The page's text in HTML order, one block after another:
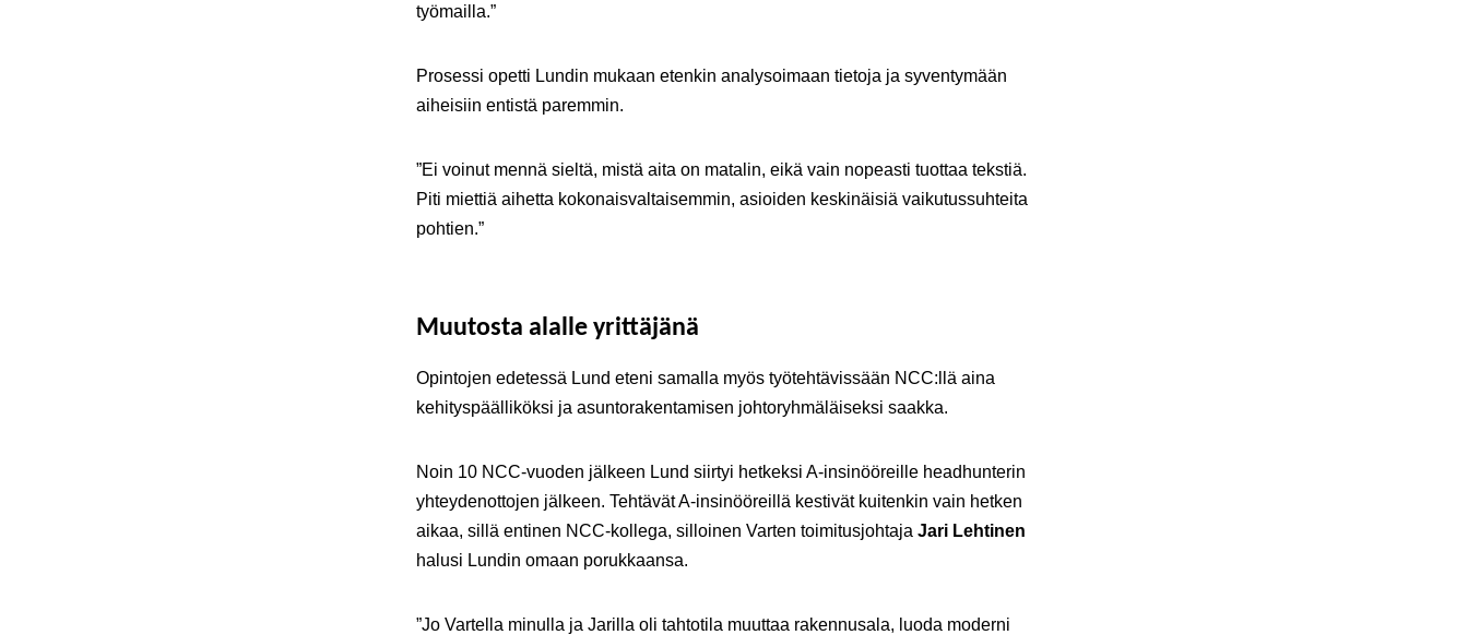
työmailla.”
Prosessi opetti Lundin mukaan etenkin analysoimaan tietoja ja syventymään
aiheisiin entistä paremmin.
”Ei voinut mennä sieltä, mistä aita on matalin, eikä vain nopeasti tuottaa tekstiä.
Piti miettiä aihetta kokonaisvaltaisemmin, asioiden keskinäisiä vaikutussuhteita
pohtien.”
Muutosta alalle yrittäjänä
Opintojen edetessä Lund eteni samalla myös työtehtävissään NCC:llä aina
kehityspäälliköksi ja asuntorakentamisen johtoryhmäläiseksi saakka.
Noin 10 NCC-vuoden jälkeen Lund siirtyi hetkeksi A-insinööreille headhunterin
yhteydenottojen jälkeen. Tehtävät A-insinööreillä kestivät kuitenkin vain hetken
aikaa, sillä entinen NCC-kollega, silloinen Varten toimitusjohtaja Jari Lehtinen
halusi Lundin omaan porukkaansa.
”Jo Vartella minulla ja Jarilla oli tahtotila muuttaa rakennusala, luoda moderni